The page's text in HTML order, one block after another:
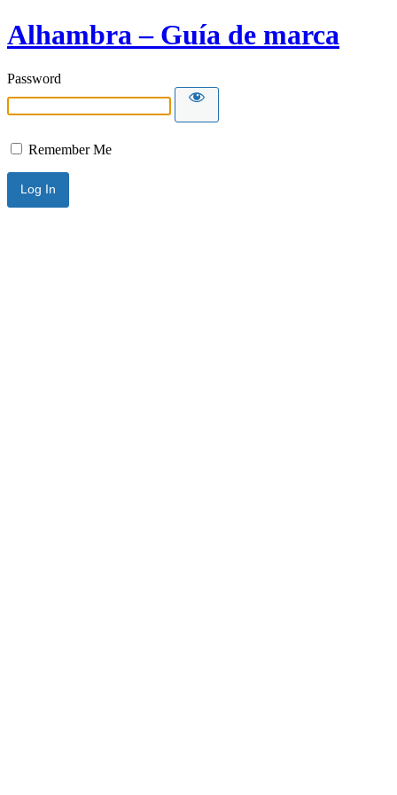
Alhambra – Guía de marca
Password
Remember Me